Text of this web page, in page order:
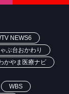
NEWS6
ぶ台おかわり
かやま医療ナビ
WBS